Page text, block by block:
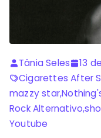
Tânia Seles 13
Cigarettes After
mazzy star,
Rock Alternativo,
Youtube